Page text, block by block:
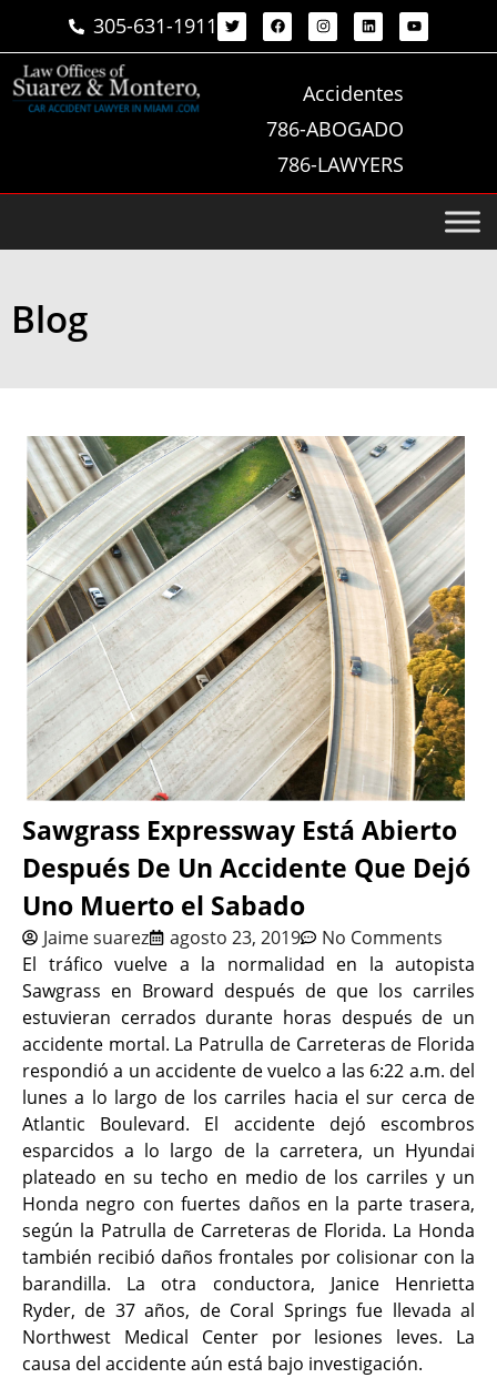
305-631-1911
Accidentes
786-ABOGADO
786-LAWYERS
Blog
Sawgrass Expressway Está Abierto
Después De Un Accidente Que Dejó
Uno Muerto el Sabado
Jaime suarez agosto 23, 2019
No Comments
El tráfico vuelve a la normalidad en la autopista
Sawgrass en Broward después de que los carriles
estuvieran cerrados durante horas después de un
accidente mortal. La Patrulla de Carreteras de Florida
respondió a un accidente de vuelco a las 6:22 a.m. del
lunes a lo largo de los carriles hacia el sur cerca de
Atlantic Boulevard. El accidente dejó escombros
esparcidos a lo largo de la carretera, un Hyundai
plateado en su techo en medio de los carriles y un
Honda negro con fuertes daños en la parte trasera,
según la Patrulla de Carreteras de Florida. La Honda
también recibió daños frontales por colisionar con la
barandilla. La otra conductora, Janice Henrietta
Ryder, de 37 años, de Coral Springs fue llevada al
Northwest Medical Center por lesiones leves. La
causa del accidente aún está bajo investigación.